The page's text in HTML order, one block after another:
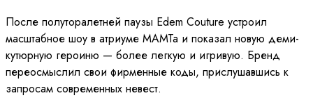
После полуторалетней паузы Edem Couture устроил
масштабное шоу в атриуме МАМТа и показал новую деми-
кутюрную героиню — более легкую и игривую. Бренд
переосмыслил свои фирменные коды, прислушавшись к
запросам современных невест.